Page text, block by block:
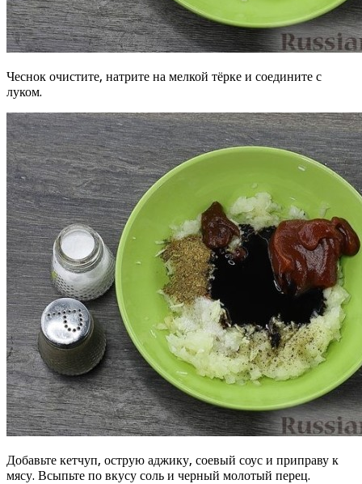
Чеснок очистите, натрите на мелкой тёрке и соедините с
луком.
Добавьте кетчуп, острую аджику, соевый соус и приправу к
мясу. Всыпьте по вкусу соль и черный молотый перец.